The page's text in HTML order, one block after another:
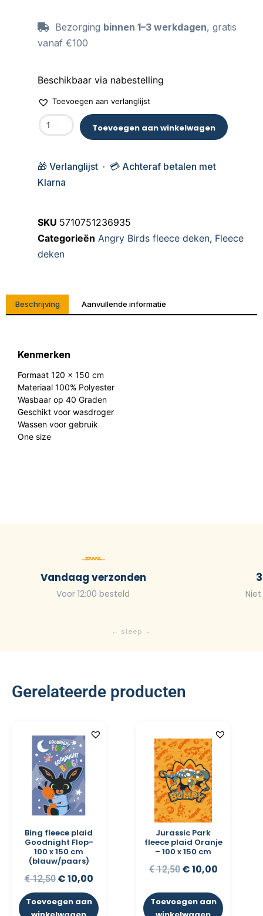
Bezorging binnen 1–3 werkdagen, gratis
vanaf €100
Beschikbaar via nabestelling
Toevoegen aan verlanglijst
Toevoegen aan winkelwagen
🎁 Verlanglijst · 💳 Achteraf betalen met
Klarna
SKU 5710751236935
Categorieën Angry Birds fleece deken, Fleece
deken
Beschrijving Aanvullende informatie
Kenmerken
Formaat 120 x 150 cm
Materiaal 100% Polyester
Wasbaar op 40 Graden
Geschikt voor wasdroger
Wassen voor gebruik
One size
Vandaag verzonden
Voor 12:00 besteld
Gerelateerde producten
Bing fleece plaid
Goodnight Flop-
100 x 150 cm
(blauw/paars)
€12,50 €10,00
Toevoegen aan
Jurassic Park
fleece plaid Oranje
– 100 x 150 cm
€12,50 €10,00
Toevoegen aan